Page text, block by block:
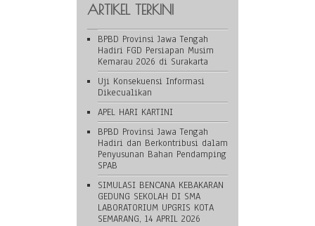
ARTIKEL TERKINI
BPBD Provinsi Jawa Tengah
Hadiri FGD Persiapan Musim
Kemarau 2026 di Surakarta
Uji Konsekuensi Informasi
Dikecualikan
APEL HARI KARTINI
BPBD Provinsi Jawa Tengah
Hadiri dan Berkontribusi dalam
Penyusunan Bahan Pendamping
SPAB
SIMULASI BENCANA KEBAKARAN
GEDUNG SEKOLAH DI SMA
LABORATORIUM UPGRIS KOTA
SEMARANG, 14 APRIL 2026